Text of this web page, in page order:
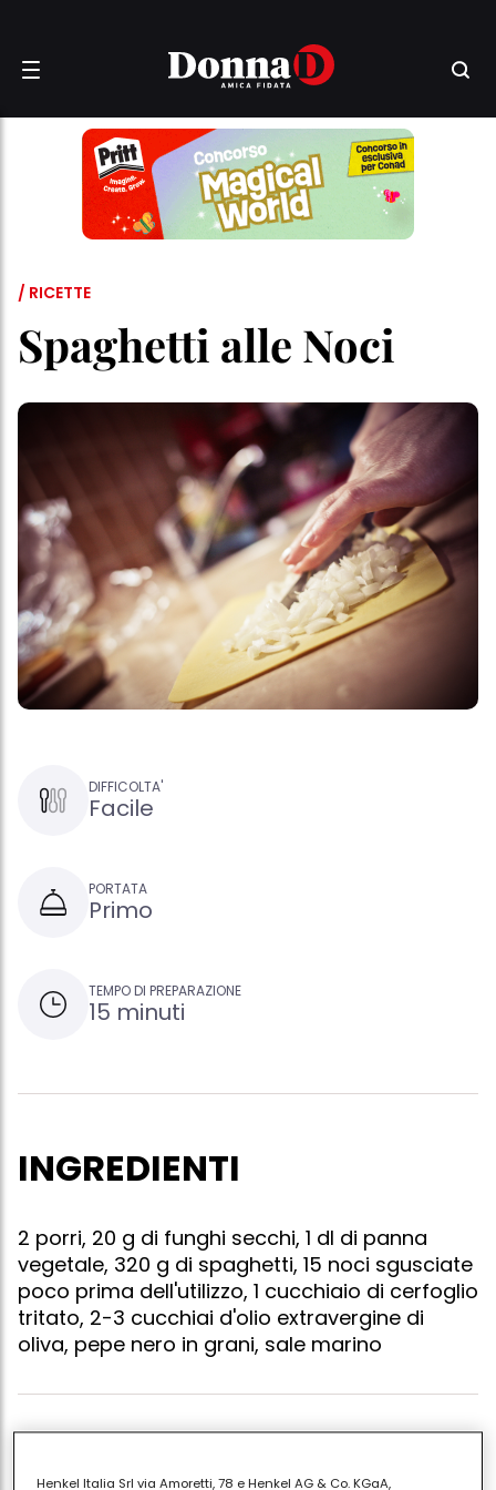
/ RICETTE
Spaghetti alle Noci
DIFFICOLTA'
Facile
PORTATA
Primo
TEMPO DI PREPARAZIONE
15 minuti
INGREDIENTI
2 porri, 20 g di funghi secchi, 1 dl di panna
vegetale, 320 g di spaghetti, 15 noci sgusciate
poco prima dell'utilizzo, 1 cucchiaio di cerfoglio
tritato, 2-3 cucchiai d'olio extravergine di
oliva, pepe nero in grani, sale marino
Henkel Italia Srl via Amoretti, 78 e Henkel AG & Co. KGaA,